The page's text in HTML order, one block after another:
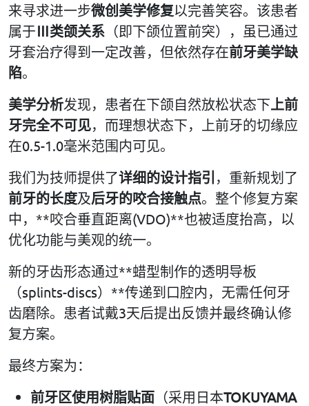
来寻求进一步微创美学修复以完善笑容。该患者
属于Ⅲ类颌关系 （即下颌位置前突），虽已通过
牙套治疗得到一定改善，但依然存在前牙美学缺
陷。
美学分析发现，患者在下颌自然放松状态下 上前
牙完全不可见，而理想状态下，上前牙的切缘应
在0.5-1.0毫米范围内可见。
我们为技师提供了详细的设计指引 ，重新规划了
前牙的长度及后牙的咬合接触点。整个修复方案
中，**咬合垂直距离(VDO)**也被适度抬高，以
优化功能与美观的统一。
新的牙齿形态通过**蜡型制作的透明导板
（splints-discs）**传递到口腔内，无需任何牙
齿磨除。患者试戴3天后提出反馈并最终确认修
复方案。
最终方案为：
前牙区使用树脂贴面 （采用日本TOKUYAMA